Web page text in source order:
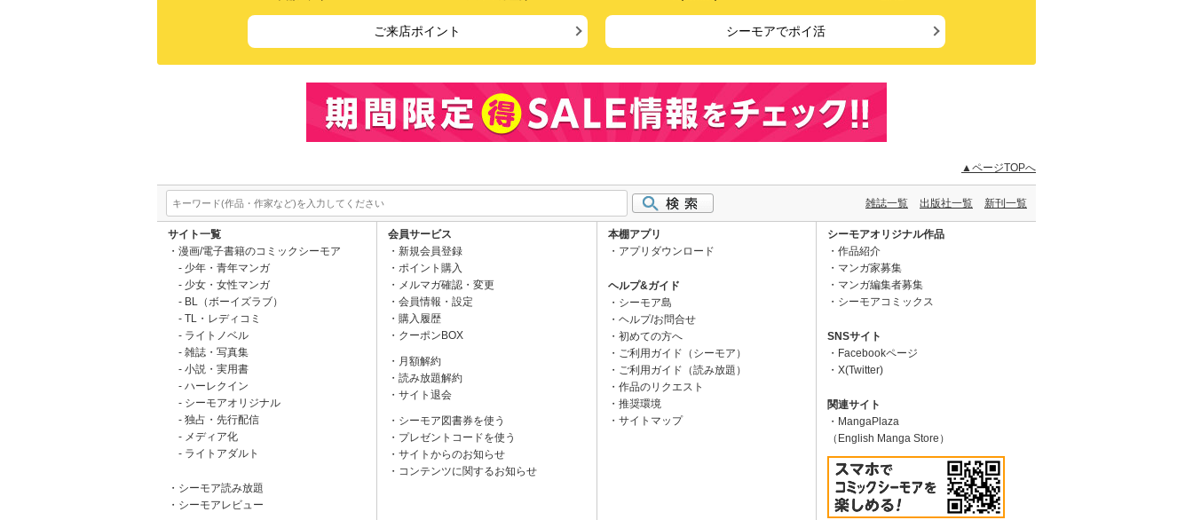
ご来店ポイント シーモアでポイ活
▲ページTOPへ
雑誌一覧 出版社一覧 新刊一覧
サイト一覧
漫画/電子書籍のコミックシーモア
少年・青年マンガ
少女・女性マンガ
BL（ボーイズラブ）
TL・レディコミ
ライトノベル
雑誌・写真集
小説・実用書
ハーレクイン
シーモアオリジナル
独占・先行配信
メディア化
ライトアダルト
シーモア読み放題
シーモアレビュー
会員サービス
新規会員登録
ポイント購入
メルマガ確認・変更
会員情報・設定
購入履歴
クーポンBOX
月額解約
読み放題解約
サイト退会
シーモア図書券を使う
プレゼントコードを使う
サイトからのお知らせ
コンテンツに関するお知らせ
本棚アプリ
アプリダウンロード
ヘルプ&ガイド
シーモア島
ヘルプ/お問合せ
初めての方へ
ご利用ガイド（シーモア）
ご利用ガイド（読み放題）
作品のリクエスト
推奨環境
サイトマップ
シーモアオリジナル作品
作品紹介
マンガ家募集
マンガ編集者募集
シーモアコミックス
SNSサイト
Facebookページ
X(Twitter)
関連サイト
MangaPlaza
（English Manga Store）